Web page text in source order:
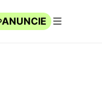
ANUNCIE